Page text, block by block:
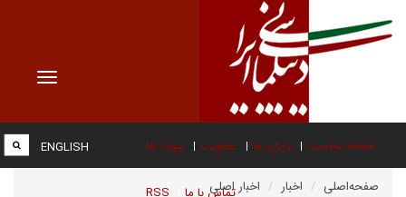
Toggle
صفحه نخست درباره ما عضویت پیوند ها
تماس با ما RSS
ENGLISH
صفحه‌اصلی اخبار
اخبار اصلی